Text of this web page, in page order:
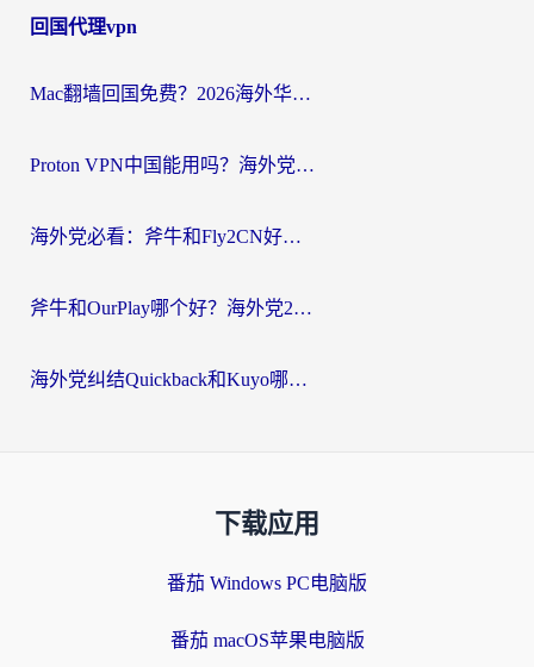
回国代理vpn
Mac翻墙回国免费？2026海外华人亲测：从CCTV5直播到国内APP，这样选加速器才靠谱
Proton VPN中国能用吗？海外党选回国加速器的避坑指南（附番茄加速器实测）
海外党必看：斧牛和Fly2CN好用吗？3招教你选对回国加速器（附免费试用攻略）
斧牛和OurPlay哪个好？海外党2026亲测：选对加速器，国内资源秒加载
海外党纠结Quickback和Kuyo哪个好？选对回国加速器才能无缝刷国内资源
下载应用
番茄 Windows PC电脑版
番茄 macOS苹果电脑版